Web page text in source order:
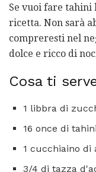
Se vuoi fare tahini
ricetta. Non sarà
compreresti nel
dolce e ricco di
Cosa ti
1 libbra di
16 once di
1 cucchiaino
3/4 di tazza